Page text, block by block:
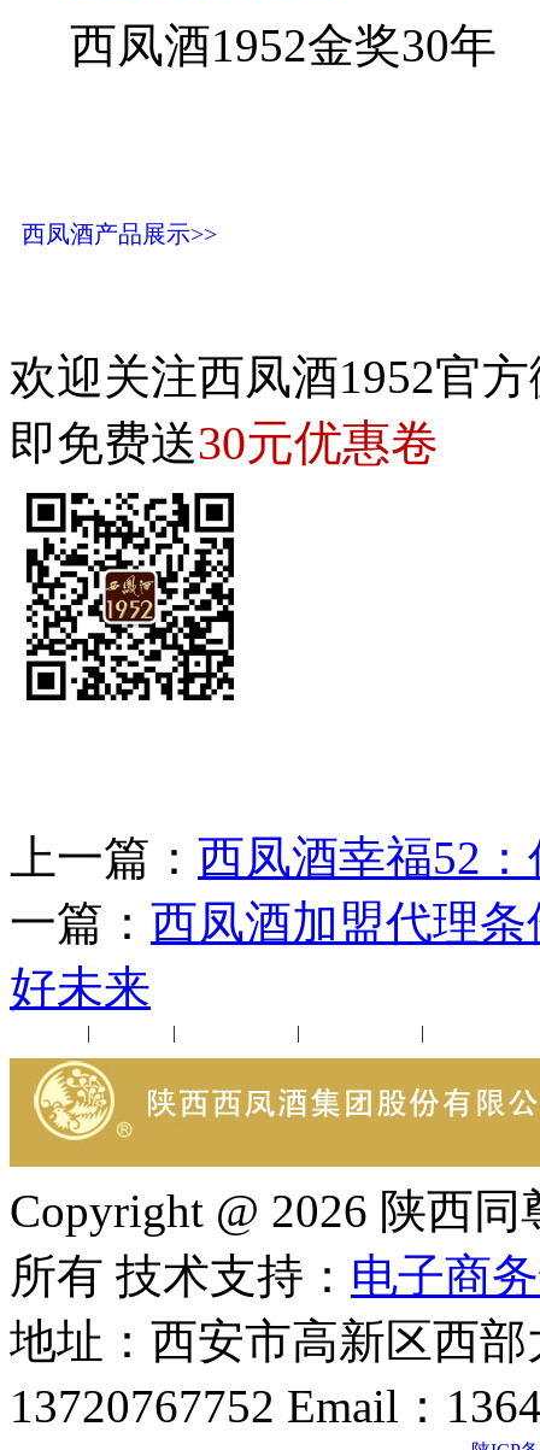
西凤酒1952金奖30年
西凤酒产品展示>>
欢迎关注西凤酒1952官
即免费送30元优惠卷
上一篇： 西凤酒幸福52
一篇： 西凤酒加盟代理
好未来
| | | |
Copyright @ 2026 陕西
所有 技术支持： 电子商
地址：西安市高新区西
13720767752 Email：